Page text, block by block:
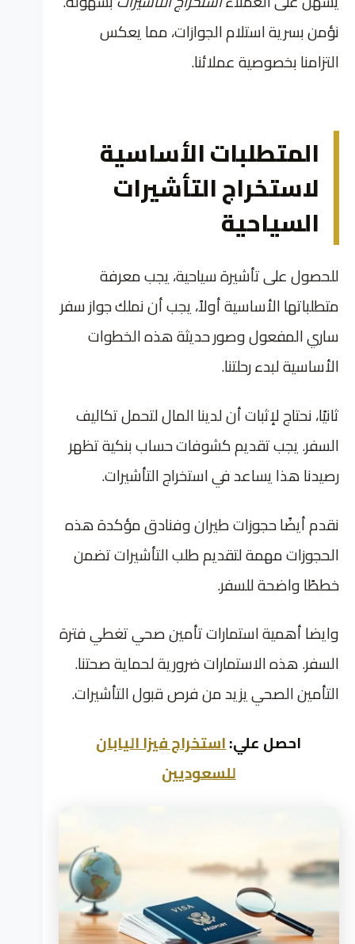
نؤمن بسرية استلام الجوازات، مما يعكس
التزامنا بخصوصية عملائنا.
المتطلبات الأساسية
لاستخراج التأشيرات
السياحية
للحصول على تأشيرة سياحية، يجب معرفة
متطلباتها الأساسية أولاً، يجب أن نملك جواز سفر
ساري المفعول وصور حديثة هذه الخطوات
الأساسية لبدء رحلتنا.
ثانيًا، نحتاج لإثبات أن لدينا المال لتحمل تكاليف
السفر. يجب تقديم كشوفات حساب بنكية تظهر
رصيدنا هذا يساعد في استخراج التأشيرات.
نقدم أيضًا حجوزات طيران وفنادق مؤكدة هذه
الحجوزات مهمة لتقديم طلب التأشيرات تضمن
خططًا واضحة للسفر.
وايضا أهمية استمارات تأمين صحي تغطي فترة
السفر. هذه الاستمارات ضرورية لحماية صحتنا.
التأمين الصحي يزيد من فرص قبول التأشيرات.
احصل علي:استخراج فيزا اليابان
للسعوديين